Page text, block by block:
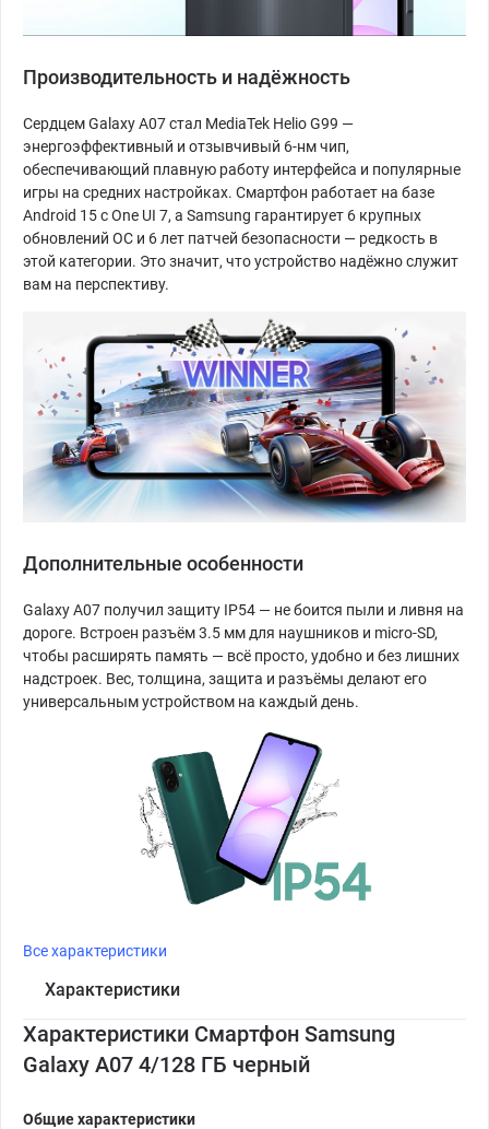
Производительность и надёжность
Сердцем Galaxy A07 стал MediaTek Helio G99 —
энергоэффективный и отзывчивый 6-нм чип,
обеспечивающий плавную работу интерфейса и популярные
игры на средних настройках. Смартфон работает на базе
Android 15 с One UI 7, а Samsung гарантирует 6 крупных
обновлений ОС и 6 лет патчей безопасности — редкость в
этой категории. Это значит, что устройство надёжно служит
вам на перспективу.
Дополнительные особенности
Galaxy A07 получил защиту IP54 — не боится пыли и ливня на
дороге. Встроен разъём 3.5 мм для наушников и micro-SD,
чтобы расширять память — всё просто, удобно и без лишних
надстроек. Вес, толщина, защита и разъёмы делают его
универсальным устройством на каждый день.
Все характеристики
Характеристики
Характеристики Смартфон Samsung
Galaxy A07 4/128 ГБ черный
Общие характеристики